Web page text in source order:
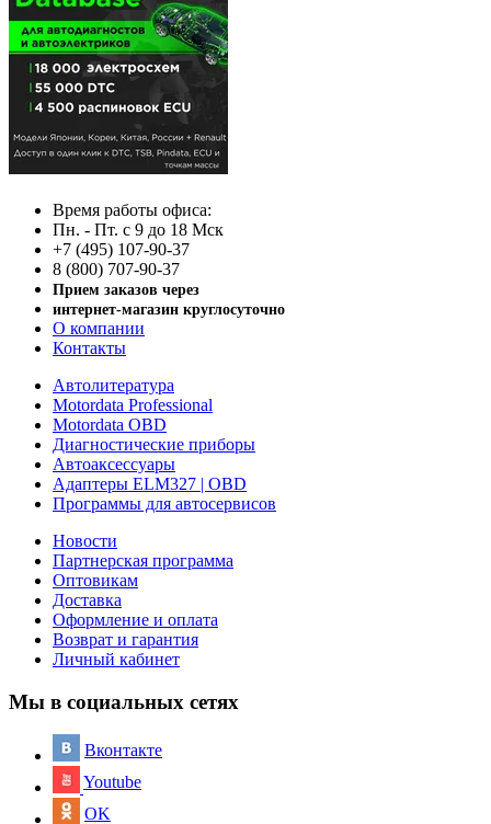
Время работы офиса:
Пн. - Пт. с 9 до 18 Мск
+7 (495) 107-90-37
8 (800) 707-90-37
Прием заказов через
интернет-магазин круглосуточно
О компании
Контакты
Автолитература
Motordata Professional
Motordata OBD
Диагностические приборы
Автоаксессуары
Адаптеры ELM327 | OBD
Программы для автосервисов
Новости
Партнерская программа
Оптовикам
Доставка
Оформление и оплата
Возврат и гарантия
Личный кабинет
Мы в социальных сетях
Вконтакте
Youtube
OK